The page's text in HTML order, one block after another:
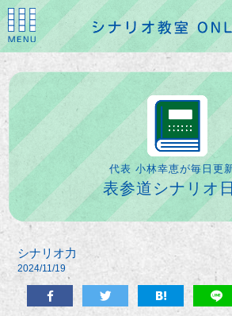
代表 小林幸恵が毎日更
表参道シナリオ
シナリオ力
2024/11/19